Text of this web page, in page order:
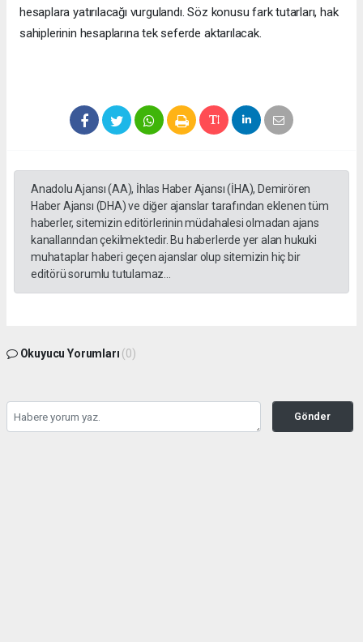
hesaplara yatırılacağı vurgulandı. Söz konusu fark tutarları, hak
sahiplerinin hesaplarına tek seferde aktarılacak.
Anadolu Ajansı (AA), İhlas Haber Ajansı (İHA), Demirören
Haber Ajansı (DHA) ve diğer ajanslar tarafından eklenen tüm
haberler, sitemizin editörlerinin müdahalesi olmadan ajans
kanallarından çekilmektedir. Bu haberlerde yer alan hukuki
muhataplar haberi geçen ajanslar olup sitemizin hiç bir
editörü sorumlu tutulamaz...
Okuyucu Yorumları (0)
Gönder